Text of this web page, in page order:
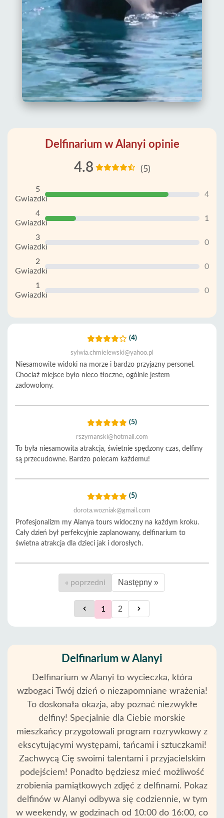
Delfinarium w Alanyi opinie
4.8 (5)
5
Gwiazdki
4
4
Gwiazdki
1
3
Gwiazdki
0
2
Gwiazdki
0
1
Gwiazdki
0
(4)
sylwia.chmielewski@yahoo.pl
Niesamowite widoki na morze i bardzo przyjazny personel.
Chociaż miejsce było nieco tłoczne, ogólnie jestem
zadowolony.
(5)
rszymanski@hotmail.com
To była niesamowita atrakcja, świetnie spędzony czas, delfiny
są przecudowne. Bardzo polecam każdemu!
(5)
dorota.wozniak@gmail.com
Profesjonalizm my Alanya tours widoczny na każdym kroku.
Cały dzień był perfekcyjnie zaplanowany, delfinarium to
świetna atrakcja dla dzieci jak i dorosłych.
« poprzedni Następny »
1 2
Delfinarium w Alanyi
Delfinarium w Alanyi to wycieczka, która
wzbogaci Twój dzień o niezapomniane wrażenia!
To doskonała okazja, aby poznać niezwykłe
delfiny! Specjalnie dla Ciebie morskie
mieszkańcy przygotowali program rozrywkowy z
ekscytującymi występami, tańcami i sztuczkami!
Zachwycą Cię swoimi talentami i przyjacielskim
podejściem! Ponadto będziesz mieć możliwość
zrobienia pamiątkowych zdjęć z delfinami. Pokaz
delfinów w Alanyi odbywa się codziennie, w tym
w weekendy, w godzinach od 10:00 do 16:00, co